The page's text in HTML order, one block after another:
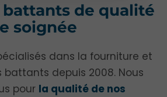
battants de qualité
soignée
dans la fourniture et
battants depuis 2008. Nous
pour la qualité de nos